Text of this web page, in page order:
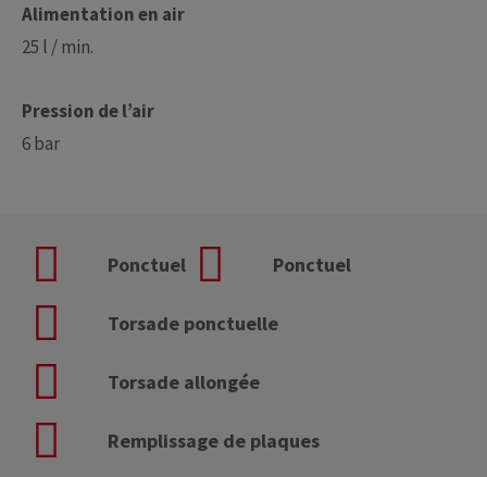
Alimentation en air
25 l / min.
Pression de l’air
6 bar
Ponctuel Ponctuel
Torsade ponctuelle
Torsade allongée
Remplissage de plaques